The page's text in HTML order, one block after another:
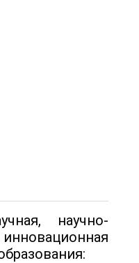
научно-